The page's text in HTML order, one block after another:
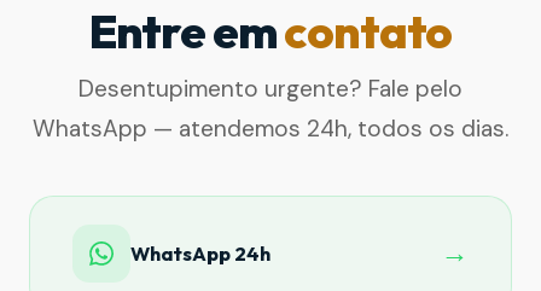
Entre emcontato
Desentupimento urgente? Fale pelo
WhatsApp — atendemos 24h, todos os dias.
WhatsApp 24h →